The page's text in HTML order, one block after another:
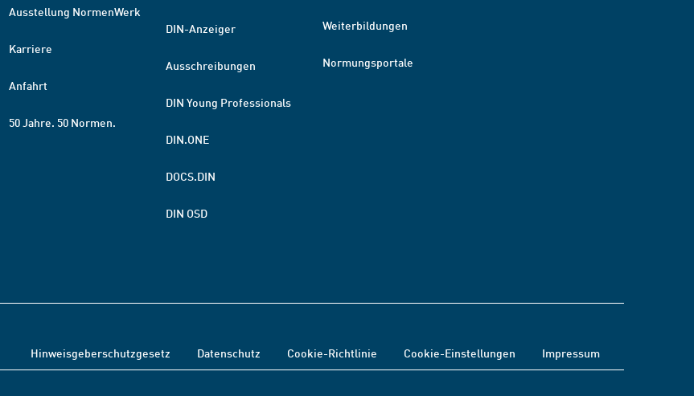
Ausstellung NormenWerk
Karriere
Anfahrt
50 Jahre. 50 Normen.
DIN-Anzeiger
Ausschreibungen
DIN Young Professionals
DIN.ONE
DOCS.DIN
DIN OSD
Weiterbildungen
Normungsportale
Hinweisgeberschutzgesetz Datenschutz Cookie-Richtlinie Cookie-Einstellungen Impressum